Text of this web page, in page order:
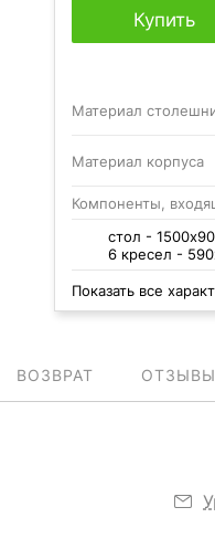
Купить
Материал
Материал корпуса
Компоненты,
стол -
6 кресел -
Показать все
ВОЗВРАТ ОТЗЫВЫ